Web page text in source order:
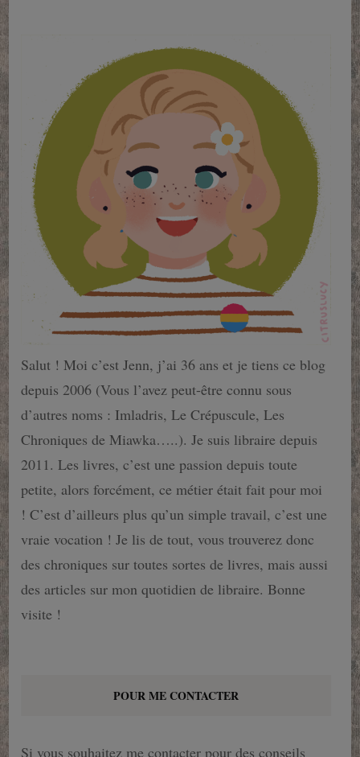
Salut ! Moi c’est Jenn, j’ai 36 ans et je tiens ce blog
depuis 2006 (Vous l’avez peut-être connu sous
d’autres noms : Imladris, Le Crépuscule, Les
Chroniques de Miawka…..). Je suis libraire depuis
2011. Les livres, c’est une passion depuis toute
petite, alors forcément, ce métier était fait pour moi
! C’est d’ailleurs plus qu’un simple travail, c’est une
vraie vocation ! Je lis de tout, vous trouverez donc
des chroniques sur toutes sortes de livres, mais aussi
des articles sur mon quotidien de libraire. Bonne
visite !
POUR ME CONTACTER
Si vous souhaitez me contacter pour des conseils